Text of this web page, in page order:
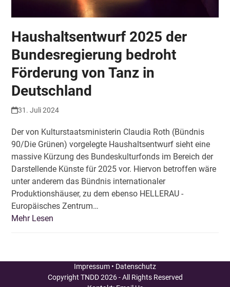
Haushaltsentwurf 2025 der
Bundesregierung bedroht
Förderung von Tanz in
Deutschland
31. Juli 2024
Der von Kulturstaatsministerin Claudia Roth (Bündnis
90/Die Grünen) vorgelegte Haushaltsentwurf sieht eine
massive Kürzung des Bundeskulturfonds im Bereich der
Darstellende Künste für 2025 vor. Hiervon betroffen wäre
unter anderem das Bündnis internationaler
Produktionshäuser, zu dem ebenso HELLERAU -
Europäisches Zentrum…
Mehr Lesen
Impressum • Datenschutz
Copyright TNDD2026 - All Rights Reserved